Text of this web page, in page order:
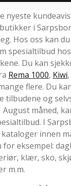
nyeste
i
Hos oss kan
spesialtilbud
Du kan
Rema 1000, Kiwi,
flere. Du
tilbudene og
August måned,
I
innen
eksempel:
klær, sko,
m.m.